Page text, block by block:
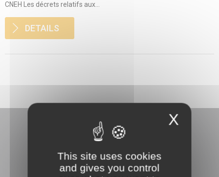
CNEH Les décrets relatifs aux...
DETAILS
3 rue Danton
X
This site uses cookies
and gives you control